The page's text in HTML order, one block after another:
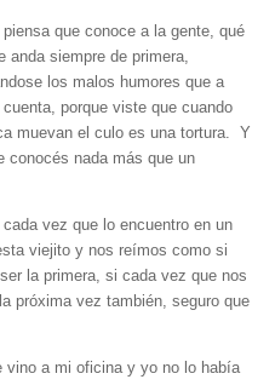
que conoce a la gente, qué
anda siempre de primera,
los malos humores que a
porque viste que cuando
muevan el culo es una tortura. Y
conocés nada más que un
vez que lo encuentro en un
viejito y nos reímos como si
la primera, si cada vez que nos
próxima vez también, seguro que
vino a mi oficina y yo no lo había